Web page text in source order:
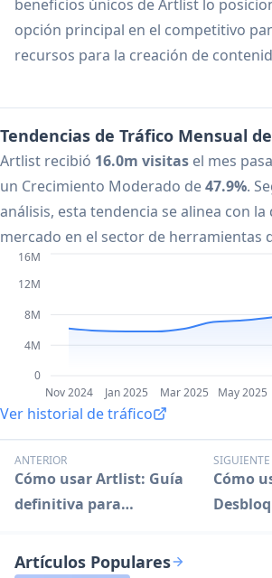
beneficios únicos de Artlist lo
opción principal en el competitivo
recursos para la creación de
Tendencias de Tráfico Mensual
Artlist recibió 16.0m visitas el mes
un Crecimiento Moderado de47.9%.
análisis, esta tendencia se alinea con
mercado en el sector de herramientas
Nov 2024 Jan 2025 Mar 2025 May 2025
0
4M
8M
12M
16M
Ver historial de tráfico
ANTERIOR
Cómo usar Artlist: Guía
definitiva para
SIGUIENTE
Cómo
Artículos Populares